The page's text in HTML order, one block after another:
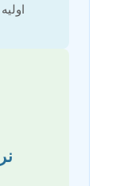
اولیه vs. ثانویه، هزینه‌های جمع‌آوری